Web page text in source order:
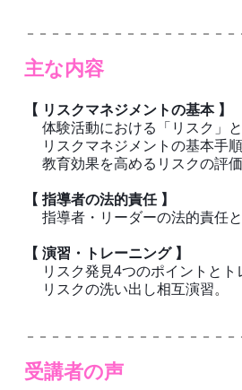
－－－－－－－－－－－－－－－－－
主な内容
【 リスクマネジメントの基本 】
体験活動における
「リスク」
リスクマネジメントの基本手順
教育効果を高めるリスクの評
【 指導者の法的責任 】
指導者・リーダーの法的責任
【 演習・トレーニング 】
リスク発見4つのポイントとト
リスクの洗い出し相互演習。
－－－－－－－－－－－－－－－－－
受講者の声